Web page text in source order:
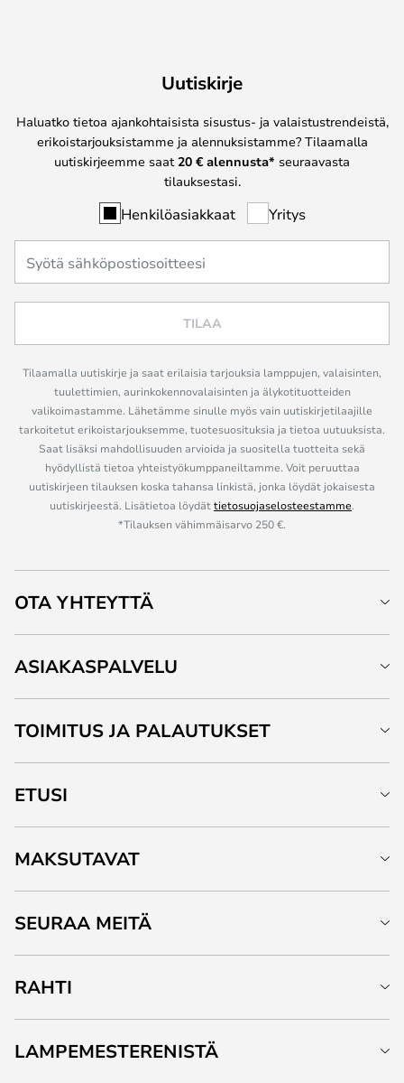
Uutiskirje
Haluatko tietoa ajankohtaisista sisustus- ja valaistustrendeistä,
erikoistarjouksistamme ja alennuksistamme? Tilaamalla
uutiskirjeemme saat 20 € alennusta* seuraavasta
tilauksestasi.
Henkilöasiakkaat Yritys
TILAA
Tilaamalla uutiskirje ja saat erilaisia tarjouksia lamppujen, valaisinten,
tuulettimien, aurinkokennovalaisinten ja älykotituotteiden
valikoimastamme. Lähetämme sinulle myös vain uutiskirjetilaajille
tarkoitetut erikoistarjouksemme, tuotesuosituksia ja tietoa uutuuksista.
Saat lisäksi mahdollisuuden arvioida ja suositella tuotteita sekä
hyödyllistä tietoa yhteistyökumppaneiltamme. Voit peruuttaa
uutiskirjeen tilauksen koska tahansa linkistä, jonka löydät jokaisesta
uutiskirjeestä. Lisätietoa löydättietosuojaselosteestamme.
*Tilauksen vähimmäisarvo 250 €.
OTA YHTEYTTÄ
ASIAKASPALVELU
TOIMITUS JA PALAUTUKSET
ETUSI
MAKSUTAVAT
SEURAA MEITÄ
RAHTI
LAMPEMESTERENISTÄ